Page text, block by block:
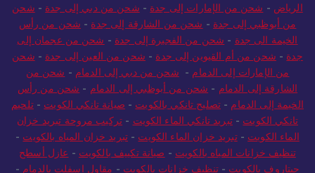
الرياض - شحن من الإمارات إلى جدة - شحن من دبي إلى جدة - شحن
من أبوظبي إلى جدة - شحن من الشارقة إلى جدة - شحن من رأس
الخيمة الى جدة - شحن من الفجيرة إلى جدة - شحن من عجمان إلى
جدة - شحن من أم القيوين إلى جدة - شحن من العين إلى جدة - شحن
من الإمارات إلى الدمام - شحن من دبي إلى الدمام - شحن من
الشارقة إلى الدمام - شحن من أبوظبي إلى الدمام - شحن من رأس
الخيمة إلى الدمام -تصليح تانكي بالكويت - صيانة تانكي الكويت -تلحيم
تانكي الكويت -تبريد تانكي الماء الكويت - تركيب مروحة تبريد خزان
الماء الكويت -تبريد خزان الماء الكويت - تبريد خزان المياه بالكويت -
تنظيف خزانات المياه بالكويت - صيانة تكييف بالكويت - عازل أسطح
جيتاروف بالكويت -تنظيف خزانات بالكويت - مقاول اسفلت بالدمام -